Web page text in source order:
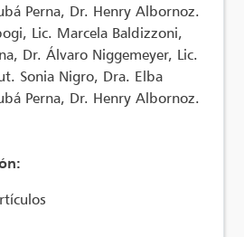
Perna, Dr. Henry Albornoz.
Lic. Marcela Baldizzoni,
Dr. Álvaro Niggemeyer, Lic.
Sonia Nigro, Dra. Elba
Perna, Dr. Henry Albornoz.